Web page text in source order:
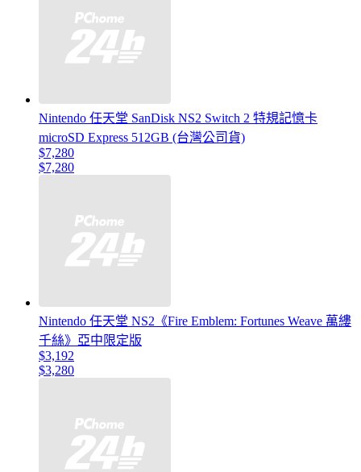
Nintendo 任天堂 SanDisk NS2 Switch 2 特規記憶卡
microSD Express 512GB (台灣公司貨)
$7,280
$7,280
Nintendo 任天堂 NS2《Fire Emblem: Fortunes Weave 萬縷
千絲》亞中限定版
$3,192
$3,280